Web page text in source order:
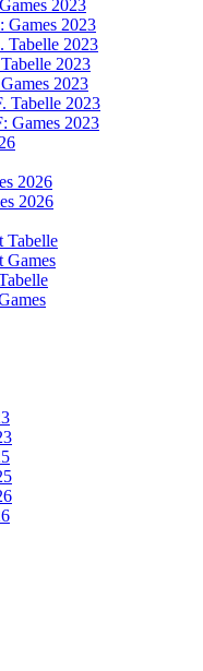
2023
2023
Tabelle 2023
2023
2023
Tabelle 2023
Games 2023
2026
2026
Tabelle
Games